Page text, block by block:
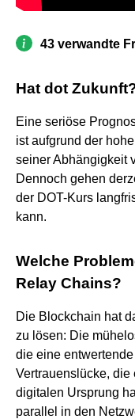
43 verwandte
Hat dot
Eine seriöse
ist aufgrund der
seiner Abhängigkeit
Dennoch gehen
der DOT-Kurs
kann.
Welche
Relay Chains?
Die Blockchain hat
zu lösen: Die
die eine
Vertrauenslücke, die
digitalen Ursprung
parallel in den